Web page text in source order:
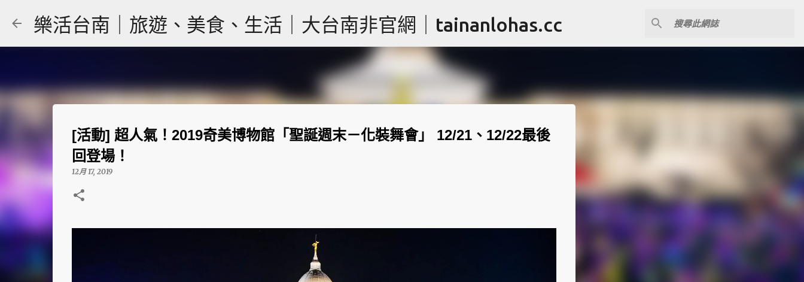
跳到主要內容
樂活台南｜旅遊、美食、生活｜大台南非官網｜tainanlohas.cc
[活動] 超人氣！2019奇美博物館「聖誕週末－化裝舞會」 12/21、12/22最後
回登場！
12月 17, 2019